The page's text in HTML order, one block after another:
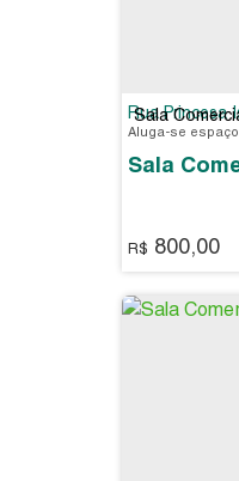
Sala
Sala
R$ 800,00
Rua Princesa